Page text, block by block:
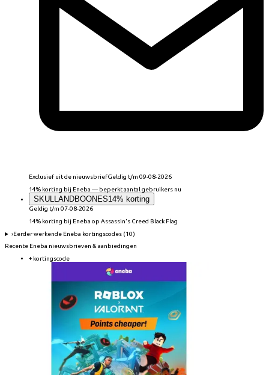
Exclusief uit de nieuwsbriefGeldig t/m 09-08-2026
14% korting bij Eneba — beperkt aantal gebruikers nu
SKULLANDBOONES14% korting
Geldig t/m 07-08-2026
14% korting bij Eneba op Assassin's Creed Black Flag
›Eerder werkende Eneba kortingscodes (10)
Recente Eneba nieuwsbrieven & aanbiedingen
+ kortingscode